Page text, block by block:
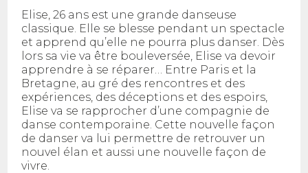
Elise, 26 ans est une grande danseuse
classique. Elle se blesse pendant un spectacle
et apprend qu’elle ne pourra plus danser. Dès
lors sa vie va être bouleversée, Elise va devoir
apprendre à se réparer… Entre Paris et la
Bretagne, au gré des rencontres et des
expériences, des déceptions et des espoirs,
Elise va se rapprocher d’une compagnie de
danse contemporaine. Cette nouvelle façon
de danser va lui permettre de retrouver un
nouvel élan et aussi une nouvelle façon de
vivre.